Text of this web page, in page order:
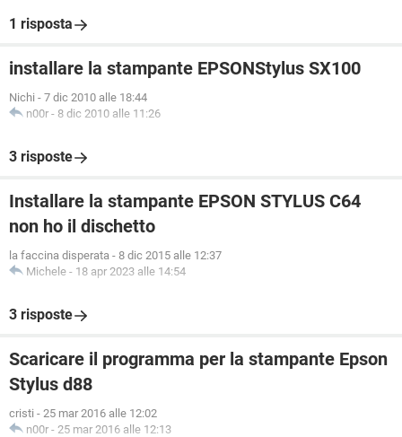
1 risposta
installare la stampante EPSONStylus SX100
Nichi - 7 dic 2010 alle 18:44
n00r - 8 dic 2010 alle 11:26
3 risposte
Installare la stampante EPSON STYLUS C64
non ho il dischetto
la faccina disperata - 8 dic 2015 alle 12:37
Michele - 18 apr 2023 alle 14:54
3 risposte
Scaricare il programma per la stampante Epson
Stylus d88
cristi - 25 mar 2016 alle 12:02
n00r - 25 mar 2016 alle 12:13